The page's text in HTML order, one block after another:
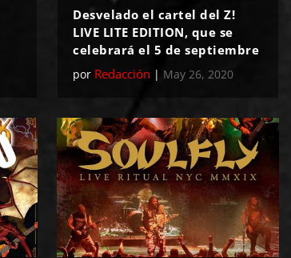
Desvelado el cartel del Z!
LIVE LITE EDITION, que se
celebrará el 5 de septiembre
por Redacción | May 26, 2020